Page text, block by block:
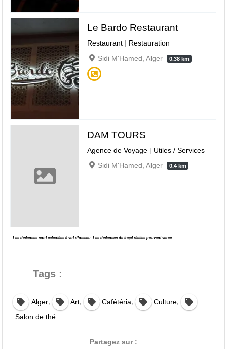
Le Bardo Restaurant
Restaurant | Restauration
Sidi M'Hamed, Alger
0.38 km
DAM TOURS
Agence de Voyage | Utiles / Services
Sidi M'Hamed, Alger
0.4 km
Les distances sont calculées à vol d’oiseau. Les distances de trajet réelles peuvent varier.
Tags :
Alger, Art, Cafétéria Culture
Salon de thé
Partagez sur :